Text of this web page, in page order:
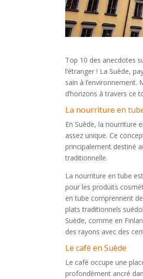
Top 10 des anecdotes
l’étranger ! La Suède,
sain à l’environnement.
d’horizons à travers ce
La nourriture en
En Suède, la nourriture
assez unique. Ce
principalement destiné
traditionnelle.
La nourriture en tube
pour les produits
en tube comprennent
plats traditionnels
Suède, comme en
des rayons avec des
Le café en Suède
Le café occupe une
profondément ancré